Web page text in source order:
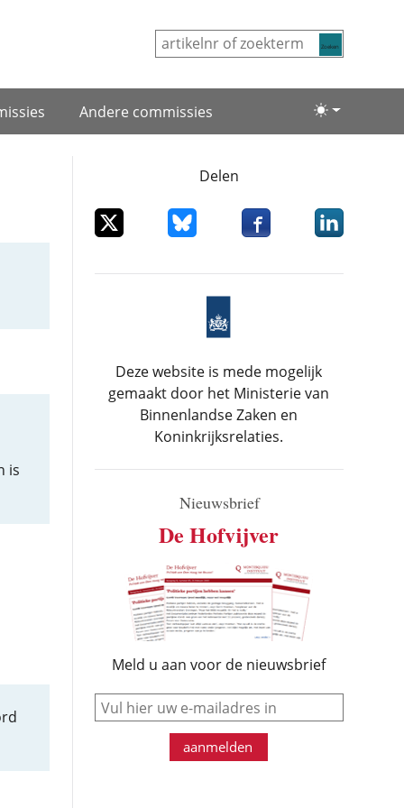
Lichte/
Andere commissies
is
Delen
Deel dit item op XDeel dit item op Bluesky
Deel dit item op
Deel dit
Deze website is mede mogelijk
gemaakt door het Ministerie van
Binnenlandse Zaken en
Koninkrijksrelaties.
Nieuwsbrief
De Hofvijver
Meld u aan voor de nieuwsbrief
e-mail
aanmelden